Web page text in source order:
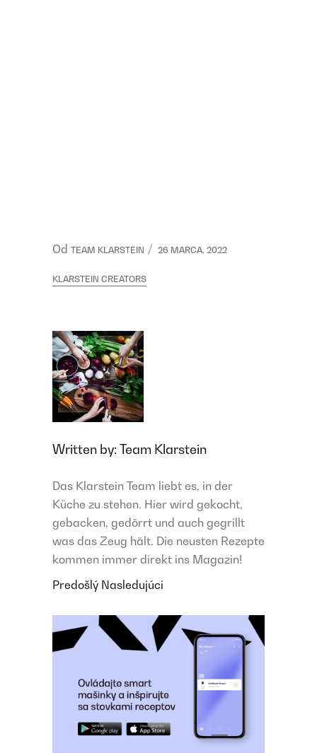
Od TEAM KLARSTEIN 26 MARCA, 2022
KLARSTEIN CREATORS
Written by: Team Klarstein
Das Klarstein Team liebt es, in der
Küche zu stehen. Hier wird gekocht,
gebacken, gedörrt und auch gegrillt
was das Zeug hält. Die neusten Rezepte
kommen immer direkt ins Magazin!
Predošlý Nasledujúci